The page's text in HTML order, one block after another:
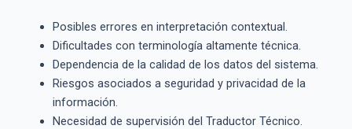
Posibles errores en interpretación contextual.
Dificultades con terminología altamente técnica.
Dependencia de la calidad de los datos del sistema.
Riesgos asociados a seguridad y privacidad de la
información.
Necesidad de supervisión del Traductor Técnico.